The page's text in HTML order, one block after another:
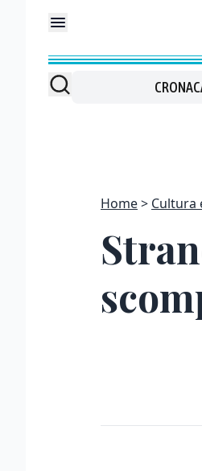
Home Cultura